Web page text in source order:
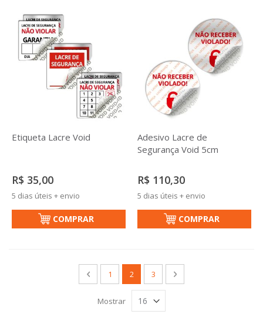
Etiqueta Lacre Void
R$ 35,00
5 dias úteis + envio
COMPRAR
Adesivo Lacre de
Segurança Void 5cm
R$ 110,30
5 dias úteis + envio
COMPRAR
Página
Página
AnteriorPágina
1 Você esta lendo a pagina
2 Página
3 Página
Próximo
Mostrar